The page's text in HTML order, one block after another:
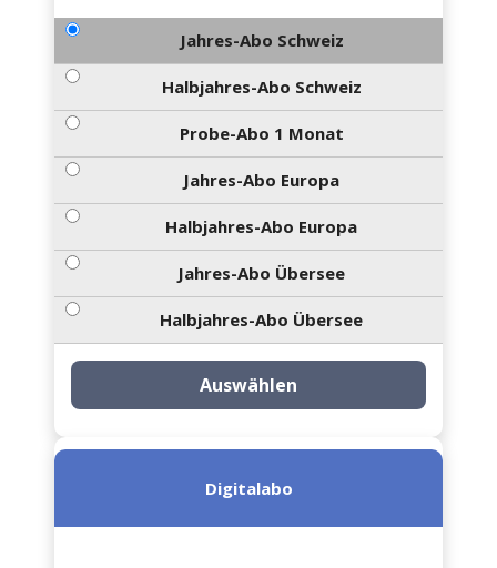
Jahres-Abo Schweiz
Halbjahres-Abo Schweiz
Probe-Abo 1 Monat
Jahres-Abo Europa
Halbjahres-Abo Europa
Jahres-Abo Übersee
Halbjahres-Abo Übersee
Auswählen
Digitalabo